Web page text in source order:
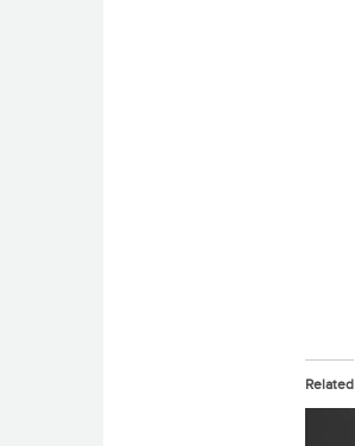
Related